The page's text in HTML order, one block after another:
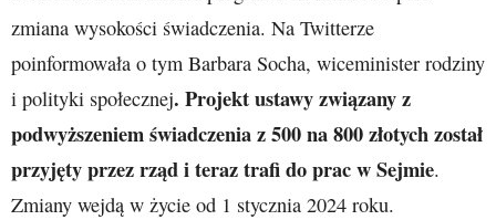
zmiana wysokości świadczenia. Na Twitterze
poinformowała o tym Barbara Socha, wiceminister rodziny
i polityki społecznej. Projekt ustawy związany z
podwyższeniem świadczenia z 500 na 800 złotych został
przyjęty przez rząd i teraz trafi do prac w Sejmie.
Zmiany wejdą w życie od 1 stycznia 2024 roku.